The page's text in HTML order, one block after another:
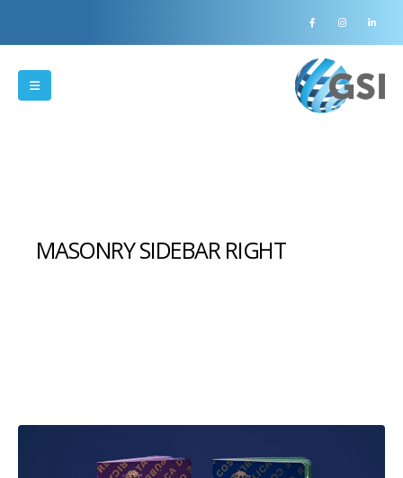
MASONRY SIDEBAR RIGHT